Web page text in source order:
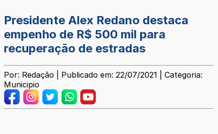
Presidente Alex Redano destaca
empenho de R$ 500 mil para
recuperação de estradas
Por: Redação | Publicado em: 22/07/2021 | Categoria:
Municipio